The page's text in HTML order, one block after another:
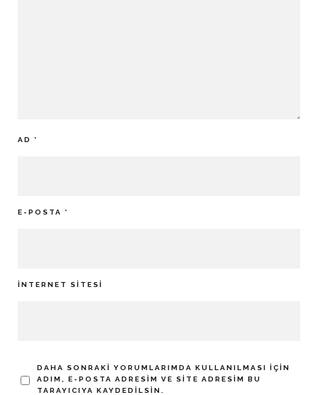
AD *
E-POSTA *
İNTERNET SITESI
DAHA SONRAKI YORUMLARIMDA KULLANILMASI IÇIN
ADIM, E-POSTA ADRESIM VE SITE ADRESIM BU
TARAYICIYA KAYDEDILSIN.